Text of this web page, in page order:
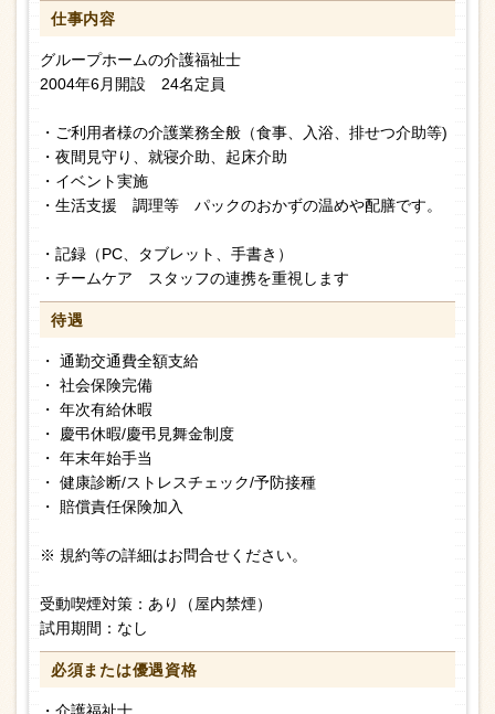
仕事内容
グループホームの介護福祉士
2004年6月開設 24名定員
・ご利用者様の介護業務全般（食事、入浴、排せつ介助等)
・夜間見守り、就寝介助、起床介助
・イベント実施
・生活支援 調理等 パックのおかずの温めや配膳です。
・記録（PC、タブレット、手書き）
・チームケア スタッフの連携を重視します
待遇
・ 通勤交通費全額支給
・ 社会保険完備
・ 年次有給休暇
・ 慶弔休暇/慶弔見舞金制度
・ 年末年始手当
・ 健康診断/ストレスチェック/予防接種
・ 賠償責任保険加入
※ 規約等の詳細はお問合せください。
受動喫煙対策：あり（屋内禁煙）
試用期間：なし
必須または優遇資格